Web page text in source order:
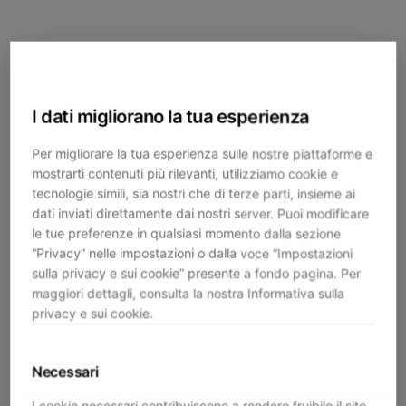
I dati migliorano la tua esperienza
Per migliorare la tua esperienza sulle nostre piattaforme e
mostrarti contenuti più rilevanti, utilizziamo cookie e
tecnologie simili, sia nostri che di terze parti, insieme ai
dati inviati direttamente dai nostri server. Puoi modificare
le tue preferenze in qualsiasi momento dalla sezione
“Privacy” nelle impostazioni o dalla voce “Impostazioni
sulla privacy e sui cookie” presente a fondo pagina. Per
maggiori dettagli, consulta la nostra Informativa sulla
privacy e sui cookie.
Necessari